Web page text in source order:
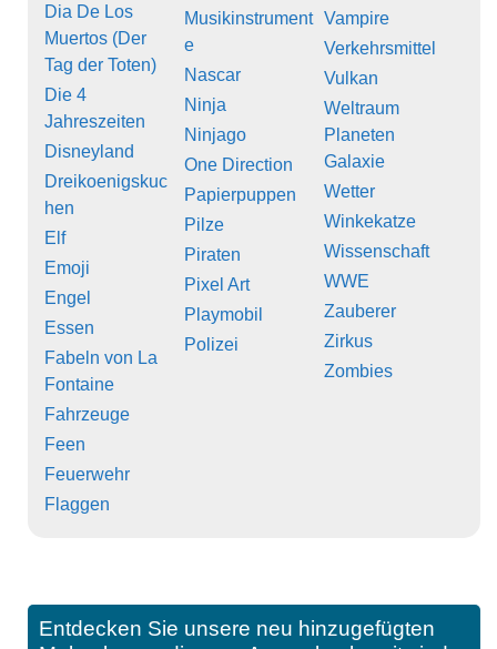
Dia De Los
Muertos (Der
Tag der Toten)
Die 4
Jahreszeiten
Disneyland
Dreikoenigskuc
hen
Elf
Emoji
Engel
Essen
Fabeln von La
Fontaine
Fahrzeuge
Feen
Feuerwehr
Flaggen
Musikinstrument
e
Nascar
Ninja
Ninjago
One Direction
Papierpuppen
Pilze
Piraten
Pixel Art
Playmobil
Polizei
Vampire
Verkehrsmittel
Vulkan
Weltraum
Planeten
Galaxie
Wetter
Winkekatze
Wissenschaft
WWE
Zauberer
Zirkus
Zombies
Entdecken Sie unsere neu hinzugefügten